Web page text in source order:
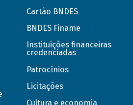
Cartão BNDES
BNDES Finame
Instituições financeiras
credenciadas
Patrocínios
Licitações
Cultura e economia